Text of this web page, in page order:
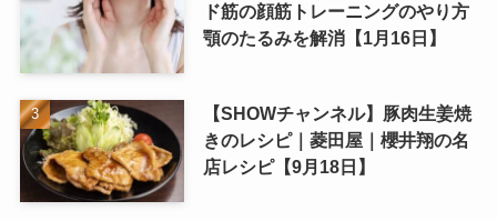
ド筋の顔筋トレーニングのやり方
顎のたるみを解消【1月16日】
【SHOWチャンネル】豚肉生姜焼
きのレシピ｜菱田屋｜櫻井翔の名
店レシピ【9月18日】